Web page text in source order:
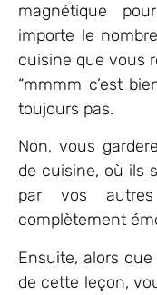
magnétique
importe le
cuisine que vous
“mmmm c’est
toujours pas.
Non, vous
de cuisine, où ils
par vos
complètement
Ensuite, alors
de cette leçon,